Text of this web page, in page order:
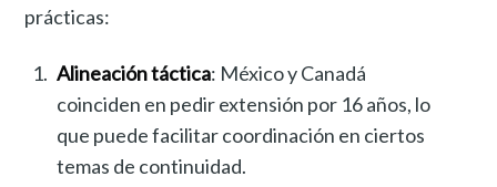
prácticas:
Alineación táctica: México y Canadá
coinciden en pedir extensión por 16 años, lo
que puede facilitar coordinación en ciertos
temas de continuidad.